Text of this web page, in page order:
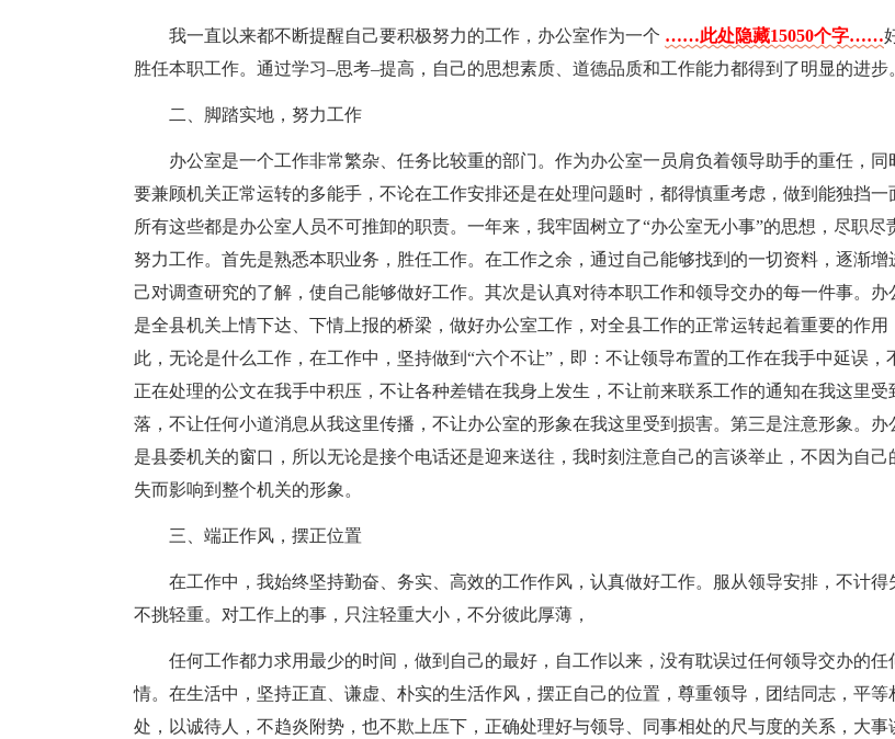
我一直以来都不断提醒自己要积极努力的工作，办公室作为一个 ……此处隐藏15050个字……
胜任本职工作。通过学习–思考–提高，自己的思想素质、道德品质和工作能力都得到了明显的进步
二、脚踏实地，努力工作
办公室是一个工作非常繁杂、任务比较重的部门。作为办公室一员肩负着领导助手的重任，同
要兼顾机关正常运转的多能手，不论在工作安排还是在处理问题时，都得慎重考虑，做到能独挡一
所有这些都是办公室人员不可推卸的职责。一年来，我牢固树立了“办公室无小事”的思想，尽职尽
努力工作。首先是熟悉本职业务，胜任工作。在工作之余，通过自己能够找到的一切资料，逐渐增
己对调查研究的了解，使自己能够做好工作。其次是认真对待本职工作和领导交办的每一件事。办
是全县机关上情下达、下情上报的桥梁，做好办公室工作，对全县工作的正常运转起着重要的作用
此，无论是什么工作，在工作中，坚持做到“六个不让”，即：不让领导布置的工作在我手中延误，
正在处理的公文在我手中积压，不让各种差错在我身上发生，不让前来联系工作的通知在我这里受
落，不让任何小道消息从我这里传播，不让办公室的形象在我这里受到损害。第三是注意形象。办
是县委机关的窗口，所以无论是接个电话还是迎来送往，我时刻注意自己的言谈举止，不因为自己
失而影响到整个机关的形象。
三、端正作风，摆正位置
在工作中，我始终坚持勤奋、务实、高效的工作作风，认真做好工作。服从领导安排，不计得
不挑轻重。对工作上的事，只注轻重大小，不分彼此厚薄，
任何工作都力求用最少的时间，做到自己的最好，自工作以来，没有耽误过任何领导交办的任
情。在生活中，坚持正直、谦虚、朴实的生活作风，摆正自己的位置，尊重领导，团结同志，平等
处，以诚待人，不趋炎附势，也不欺上压下，正确处理好与领导、同事相处的尺与度的关系，大事